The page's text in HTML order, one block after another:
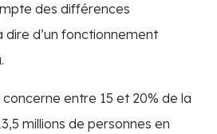
des différences
dire d’un fonctionnement
entre 15 et 20% de la
millions de personnes en